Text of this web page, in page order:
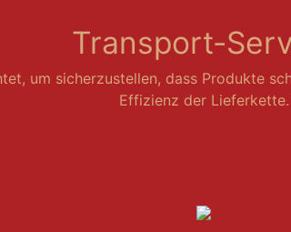
Transport-
um sicherzustellen, dass Produkte
Effizienz der Lieferkette.